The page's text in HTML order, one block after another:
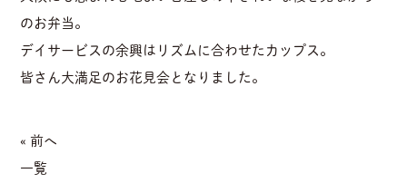
のお弁当。
デイサービスの余興はリズムに合わせたカップス。
皆さん大満足のお花見会となりました。
« 前へ
一覧